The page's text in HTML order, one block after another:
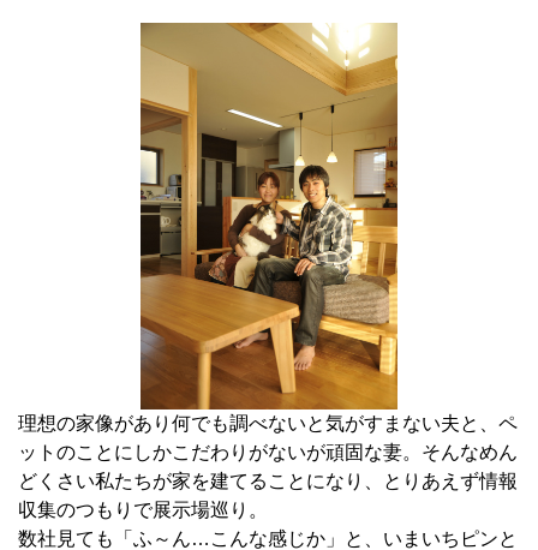
理想の家像があり何でも調べないと気がすまない夫と、ペ
ットのことにしかこだわりがないが頑固な妻。そんなめん
どくさい私たちが家を建てることになり、とりあえず情報
収集のつもりで展示場巡り。
数社見ても「ふ～ん…こんな感じか」と、いまいちピンと